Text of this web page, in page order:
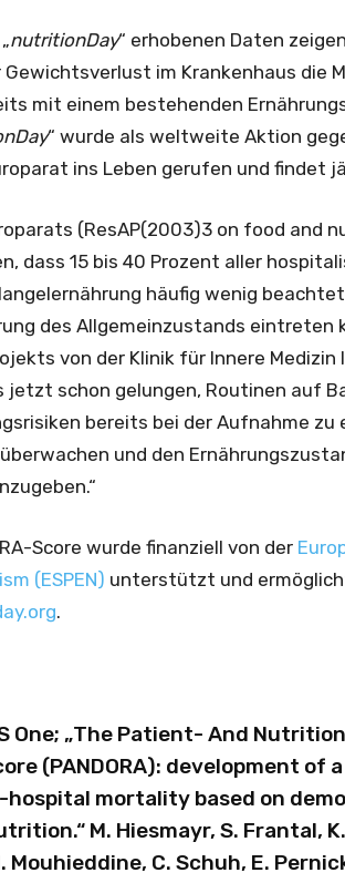
nutritionDay“ erhobenen Daten
im Krankenhaus die
mit einem bestehenden
“ wurde als weltweite Aktion
ins Leben gerufen und findet
(ResAP(2003)3 on food and
dass 15 bis 40 Prozent aller
häufig wenig
des Allgemeinzustands eintreten
von der Klinik für Innere Medizin
schon gelungen, Routinen auf
bereits bei der Aufnahme zu
und den
Score wurde finanziell von der
(ESPEN) unterstützt und
.
One; „The Patient- And
(PANDORA): development of
mortality based on
M. Hiesmayr, S. Frantal,
Mouhieddine, C. Schuh, E.